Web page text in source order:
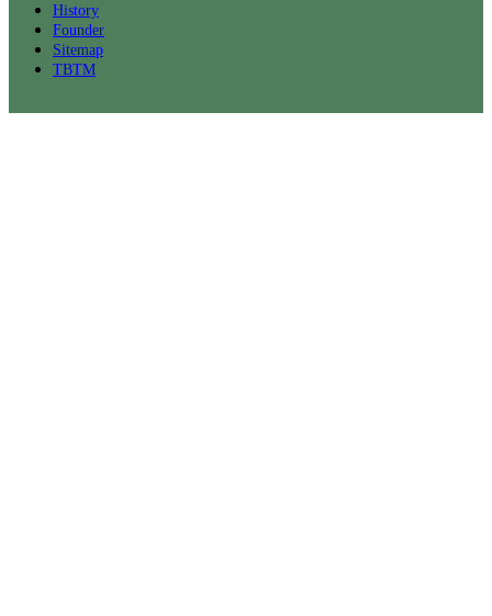
History
Founder
Sitemap
TBTM